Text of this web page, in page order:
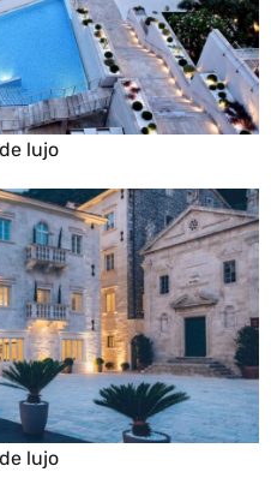
lujo
lujo